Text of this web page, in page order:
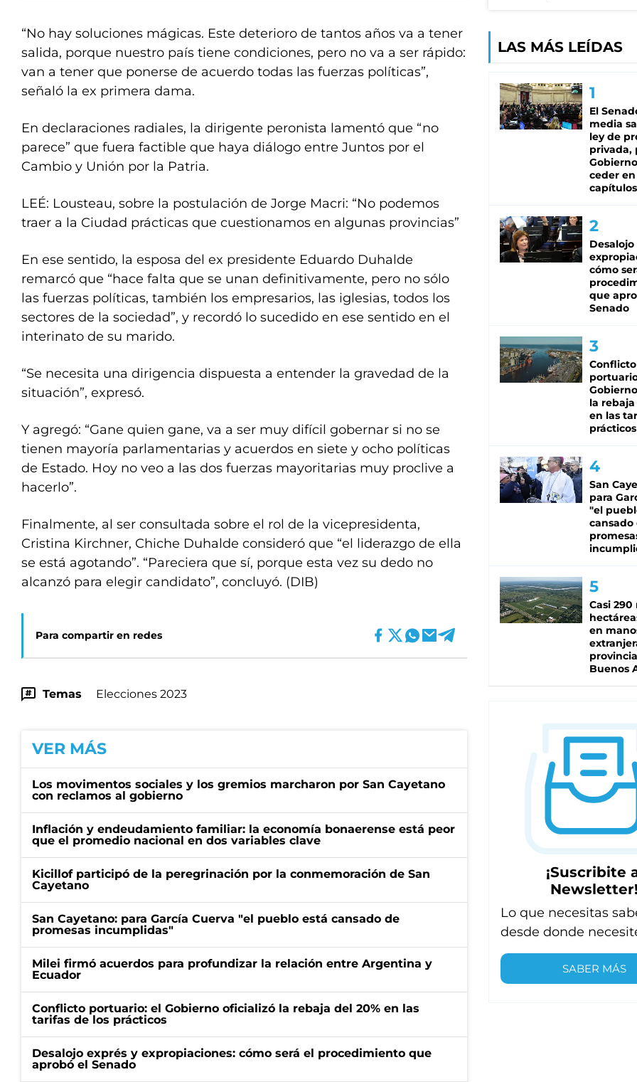
“No hay soluciones mágicas. Este deterioro de tantos años va a tener
salida, porque nuestro país tiene condiciones, pero no va a ser rápido:
van a tener que ponerse de acuerdo todas las fuerzas políticas”,
señaló la ex primera dama.
En declaraciones radiales, la dirigente peronista lamentó que “no
parece” que fuera factible que haya diálogo entre Juntos por el
Cambio y Unión por la Patria.
LEÉ: Lousteau, sobre la postulación de Jorge Macri: “No podemos
traer a la Ciudad prácticas que cuestionamos en algunas provincias”
En ese sentido, la esposa del ex presidente Eduardo Duhalde
remarcó que “hace falta que se unan definitivamente, pero no sólo
las fuerzas políticas, también los empresarios, las iglesias, todos los
sectores de la sociedad”, y recordó lo sucedido en ese sentido en el
interinato de su marido.
“Se necesita una dirigencia dispuesta a entender la gravedad de la
situación”, expresó.
Y agregó: “Gane quien gane, va a ser muy difícil gobernar si no se
tienen mayoría parlamentarias y acuerdos en siete y ocho políticas
de Estado. Hoy no veo a las dos fuerzas mayoritarias muy proclive a
hacerlo”.
Finalmente, al ser consultada sobre el rol de la vicepresidenta,
Cristina Kirchner, Chiche Duhalde consideró que “el liderazgo de ella
se está agotando”. “Pareciera que sí, porque esta vez su dedo no
alcanzó para elegir candidato”, concluyó. (DIB)
Para compartir en redes
Temas Elecciones 2023
VER MÁS
Los movimentos sociales y los gremios marcharon por San Cayetano
con reclamos al gobierno
Inflación y endeudamiento familiar: la economía bonaerense está peor
que el promedio nacional en dos variables clave
Kicillof participó de la peregrinación por la conmemoración de San
Cayetano
San Cayetano: para García Cuerva "el pueblo está cansado de
promesas incumplidas"
Milei firmó acuerdos para profundizar la relación entre Argentina y
Ecuador
Conflicto portuario: el Gobierno oficializó la rebaja del 20% en las
tarifas de los prácticos
Desalojo exprés y expropiaciones: cómo será el procedimiento que
aprobó el Senado
LAS MÁS LEÍDAS
El
media
ley de
privada,
ceder
capítulos
cómo
que
Senado
Conflicto
la rebaja
en las
prácticos
San
para
"el
cansado
Casi 290
en
Buenos
¡Suscribite
Lo que necesitas
desde donde
SABER MÁS